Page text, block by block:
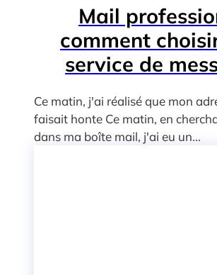
Mail
comment
service de
Ce matin, j'ai réalisé que mon
faisait honte Ce matin, en
dans ma boîte mail, j'ai eu un...